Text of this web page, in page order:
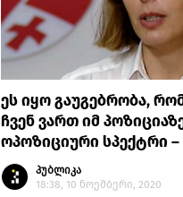
ეს იყო გაუგებრობა,
ჩვენ ვართ იმ
ოპოზიციური სპექტრი –
პუბლიკა
18:38, 10 ნოემბერი, 2020